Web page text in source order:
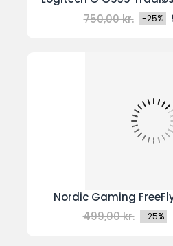
Normal
pris
750,00 kr. -25%
Nordic Gaming
Normal
499,00 kr. -25%